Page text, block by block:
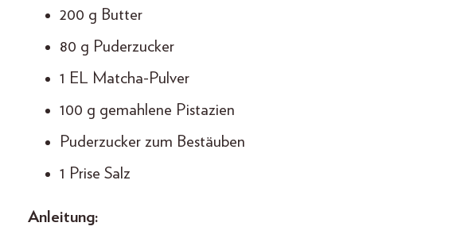
200 g Butter
80 g Puderzucker
1 EL Matcha-Pulver
100 g gemahlene Pistazien
Puderzucker zum Bestäuben
1 Prise Salz
Anleitung: